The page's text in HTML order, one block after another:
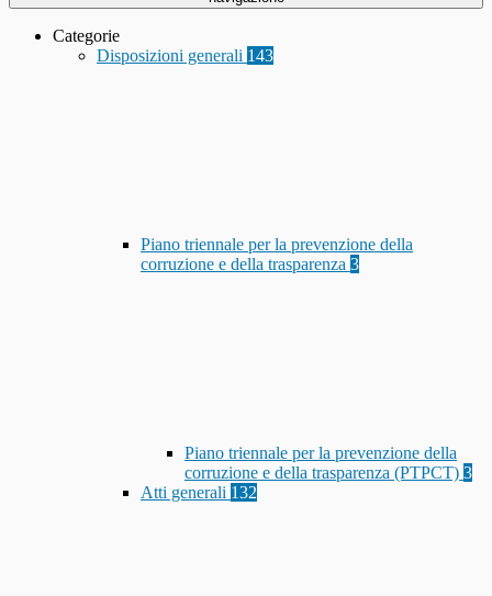
Categorie
Disposizioni generali 143
Piano triennale per la prevenzione della
corruzione e della trasparenza 3
Piano triennale per la prevenzione della
corruzione e della trasparenza (PTPCT) 3
Atti generali 132